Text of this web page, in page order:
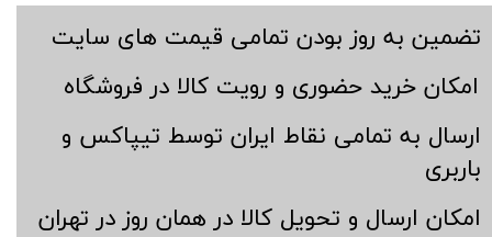
​تضمین به روز بودن تمامی قیمت های سایت
​امکان خرید حضوری و رویت کالا در فروشگاه
​ارسال به تمامی نقاط ایران توسط تیپاکس و
باربری
​امکان ارسال و تحویل کالا در همان روز در تهران